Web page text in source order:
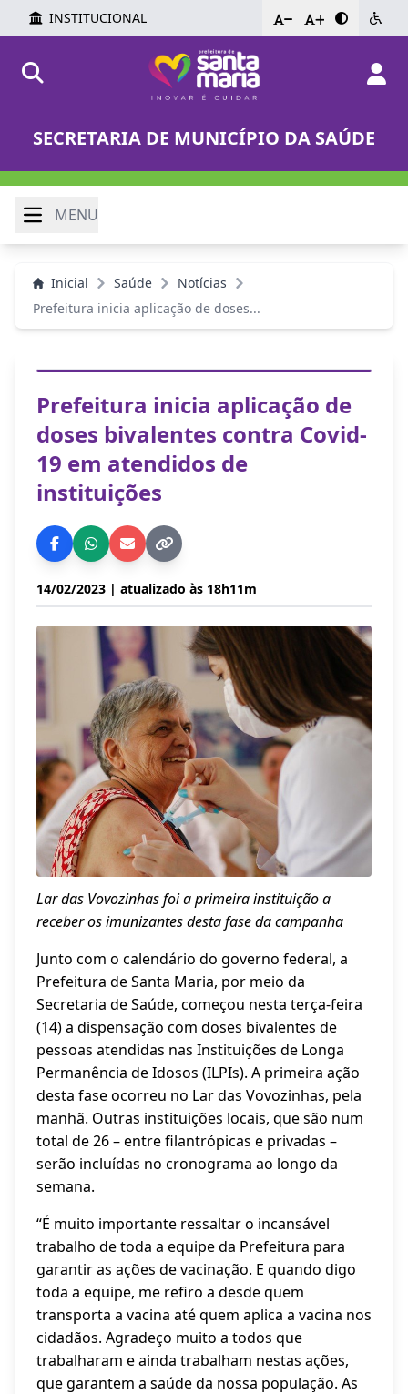
INSTITUCIONAL - +
SECRETARIA DE MUNICÍPIO DA SAÚDE
MENU
Inicial Saúde
Notícias
Prefeitura inicia aplicação de doses...
Prefeitura inicia aplicação de
doses bivalentes contra Covid-
19 em atendidos de
instituições
14/02/2023 | atualizado às 18h11m
Lar das Vovozinhas foi a primeira instituição a
receber os imunizantes desta fase da campanha
Junto com o calendário do governo federal, a
Prefeitura de Santa Maria, por meio da
Secretaria de Saúde, começou nesta terça-feira
(14) a dispensação com doses bivalentes de
pessoas atendidas nas Instituições de Longa
Permanência de Idosos (ILPIs). A primeira ação
desta fase ocorreu no Lar das Vovozinhas, pela
manhã. Outras instituições locais, que são num
total de 26 – entre filantrópicas e privadas –
serão incluídas no cronograma ao longo da
semana.
“É muito importante ressaltar o incansável
trabalho de toda a equipe da Prefeitura para
garantir as ações de vacinação. E quando digo
toda a equipe, me refiro a desde quem
transporta a vacina até quem aplica a vacina nos
cidadãos. Agradeço muito a todos que
trabalharam e ainda trabalham nestas ações,
que garantem a saúde da nossa população. As